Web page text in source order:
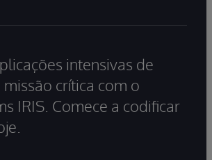
intensivas de
crítica com o
IRIS. Comece a codificar